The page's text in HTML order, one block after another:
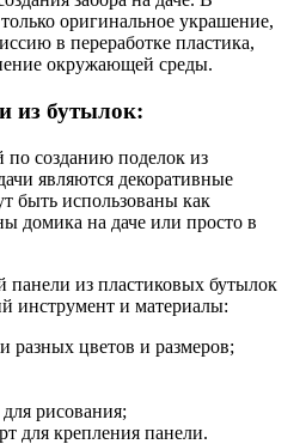
оригинальное украшение,
в переработке пластика,
окружающей среды.
из бутылок:
созданию поделок из
являются декоративные
быть использованы как
домика на даче или просто в
панели из пластиковых бутылок
инструмент и материалы:
разных цветов и размеров;
рисования;
для крепления панели.